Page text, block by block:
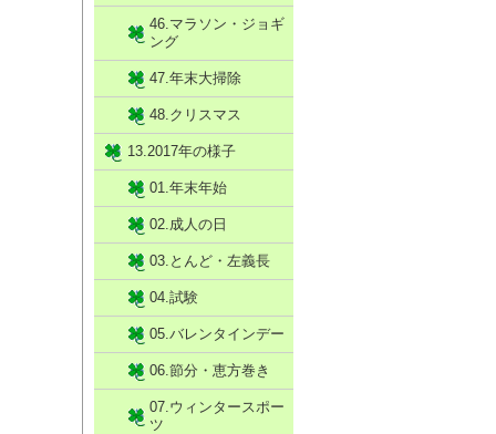
46.マラソン・ジョギ
ング
47.年末大掃除
48.クリスマス
13.2017年の様子
01.年末年始
02.成人の日
03.とんど・左義長
04.試験
05.バレンタインデー
06.節分・恵方巻き
07.ウィンタースポー
ツ